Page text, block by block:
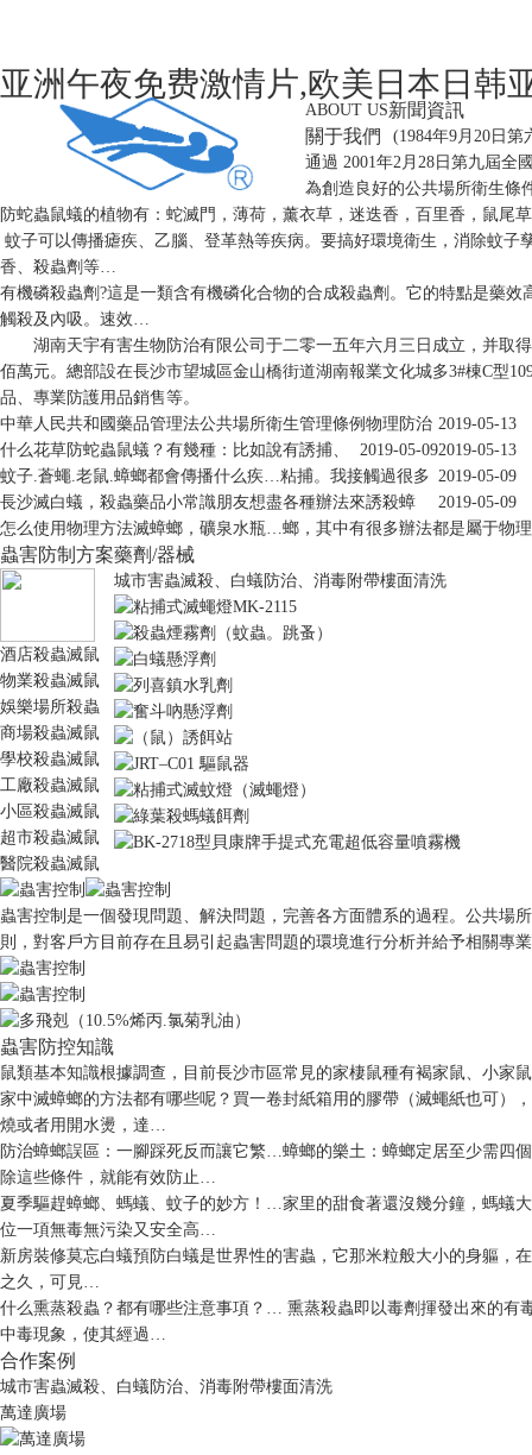
亚洲午夜免费激情片,欧美日本日韩
ABOUT US
關于我們
湖南天宇有害生物防治有限公司于二零一五年六月三日成立，并取
佰萬元。總部設在長沙市望城區金山橋街道湖南報業文化城多3#棟C型
品、專業防護用品銷售等。
新聞資訊
中華人民共和國藥品管理法 2019-05-13
(1984年9月20日
通過 2001年2月28日第九屆
公共場所衛生管理條例
2019-05-13
為創造良好的公共場所衛生條
什么花草防蛇蟲鼠蟻？ 2019-05-09
防蛇蟲鼠蟻的植物有：蛇滅門，薄荷，薰衣草，迷迭香，百里香，鼠尾
蚊子.蒼蠅.老鼠.蟑螂都會傳播什么疾… 2019-05-09
蚊子可以傳播瘧疾、乙腦、登革熱等疾病。要搞好環境衛生，消除蚊子
香、殺蟲劑等…
長沙滅白蟻，殺蟲藥品小常識 2019-05-09
有機磷殺蟲劑?這是一類含有機磷化合物的合成殺蟲劑。它的特點是藥
觸殺及內吸。速效…
怎么使用物理方法滅蟑螂，礦泉水瓶…
物理防治
有幾種：比如說有誘捕、
粘捕。我接觸過很多
朋友想盡各種辦法來誘殺蟑
螂，其中有很多辦法都是屬于物
蟲害防制方案
酒店殺蟲滅鼠
物業殺蟲滅鼠
娛樂場所殺蟲
商場殺蟲滅鼠
學校殺蟲滅鼠
工廠殺蟲滅鼠
小區殺蟲滅鼠
超市殺蟲滅鼠
醫院殺蟲滅鼠
蟲害控制是一個發現問題、解決問題，完善各方面體系的過程。公共場
則，對客戶方目前存在且易引起蟲害問題的環境進行分析并給予相關專
藥劑/器械
城市害蟲滅殺、白蟻防治、消毒附帶樓面清洗
蟲害防控知識
鼠類基本知識根據調查，目前長沙市區常見的家棲鼠種有褐家鼠、小家
家中滅蟑螂的方法都有哪些呢？ 買一卷封紙箱用的膠帶（滅蠅紙也可）
燒或者用開水燙，達…
防治蟑螂誤區：一腳踩死反而讓它繁…蟑螂的樂土：蟑螂定居至少需四
除這些條件，就能有效防止…
夏季驅趕蟑螂、螞蟻、蚊子的妙方！…家里的甜食著還沒幾分鐘，螞蟻
位一項無毒無污染又安全高…
新房裝修莫忘白蟻預防白蟻是世界性的害蟲，它那米粒般大小的身軀，
之久，可見…
什么熏蒸殺蟲？都有哪些注意事項？… 熏蒸殺蟲即以毒劑揮發出來的有
中毒現象，使其經過…
合作案例
城市害蟲滅殺、白蟻防治、消毒附帶樓面清洗
萬達廣場